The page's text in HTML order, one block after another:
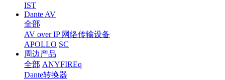
IST
Dante AV
全部
AV over IP 网络传输设备
APOLLO SC
周边产品
全部 ANYFIREq
Dante转换器